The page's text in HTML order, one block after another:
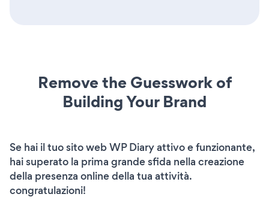
Remove the Guesswork of
Building Your Brand
Se hai il tuo sito web WP Diary attivo e funzionante,
hai superato la prima grande sfida nella creazione
della presenza online della tua attività.
congratulazioni!